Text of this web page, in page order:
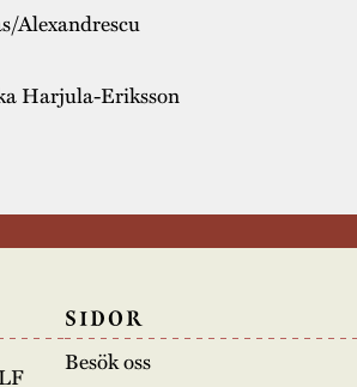
Alexandrescu
Harjula-Eriksson
SIDOR
Besök oss